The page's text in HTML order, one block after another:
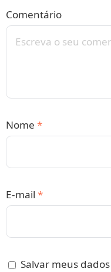
Comentário
Nome *
E-mail *
Salvar meus